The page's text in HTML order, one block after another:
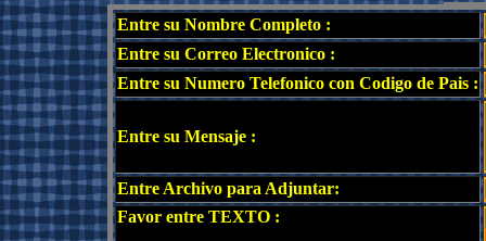
Entre su Nombre Completo :
Entre su Correo Electronico :
Entre su Numero Telefonico con Codigo de Pais :
Entre su Mensaje :
Entre Archivo para Adjuntar:
Favor entre TEXTO :